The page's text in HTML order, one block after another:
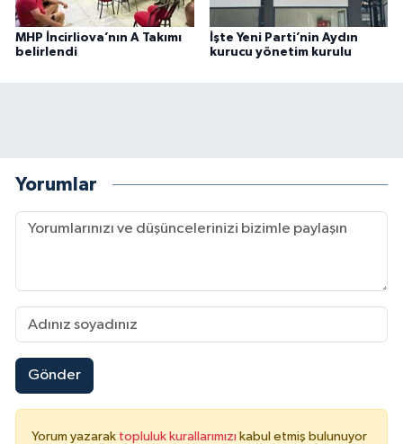
MHP İncirliova’nın A Takımı
belirlendi
İşte Yeni Parti’nin Aydın
kurucu yönetim kurulu
Yorumlar
Gönder
Yorum yazarak topluluk kurallarımızı kabul etmiş bulunuyor